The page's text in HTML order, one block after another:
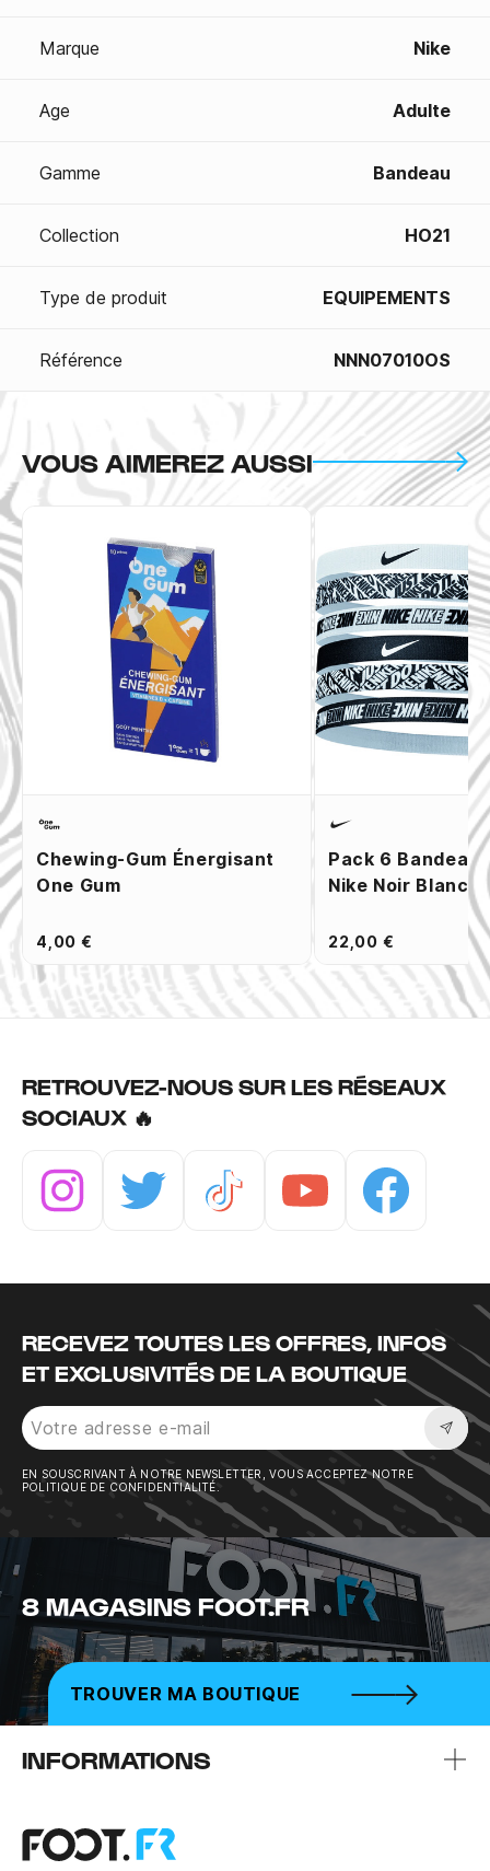
Marque Nike
Age Adulte
Gamme Bandeau
Collection HO21
Type de produit EQUIPEMENTS
Référence NNN07010OS
VOUS AIMEREZ AUSSI
Chewing-Gum Énergisant
One Gum
4,00 €
Pack 6
Nike Noir Blanc
22,00 €
RETROUVEZ-NOUS SUR LES RÉSEAUX
SOCIAUX 🔥
RECEVEZ TOUTES LES OFFRES, INFOS
ET EXCLUSIVITÉS DE LA BOUTIQUE
EN SOUSCRIVANT À NOTRE NEWSLETTER, VOUS ACCEPTEZ NOTRE
POLITIQUE DE CONFIDENTIALITÉ.
8 MAGASINS FOOT.FR
TROUVER MA BOUTIQUE
INFORMATIONS